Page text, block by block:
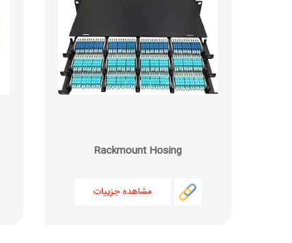
Rackmount Hosing
مشاهده جزییات